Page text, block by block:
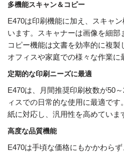
多機能スキャン＆コピー
E470は印刷機能に加え、スキャ
います。スキャナーは画像を細部
コピー機能は文書を効率的に複製
オフィスや家庭での様々な作業に
定期的な印刷ニーズに最適
E470は、月間推奨印刷枚数が50
ィスでの日常的な使用に最適で
紙に対応し、汎用性を高めていま
高度な品質機能
E470は手頃な価格にもかかわら